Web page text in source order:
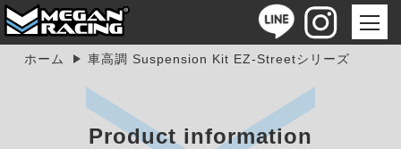
ホーム 車高調 Suspension Kit EZ-Streetシリーズ
Product information